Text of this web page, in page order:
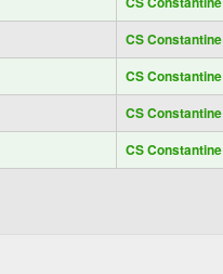
CS Constantine
CS Constantine
CS Constantine
CS Constantine